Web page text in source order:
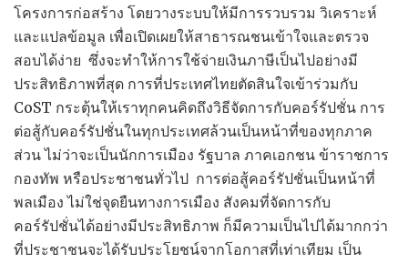
โครงการก่อสร้าง โดยวางระบบให้มีการรวบรวม วิเคราะห์
และแปลข้อมูล เพื่อเปิดเผยให้สาธารณชนเข้าใจและตรวจ
สอบได้ง่าย ซึ่งจะทำให้การใช้จ่ายเงินภาษีเป็นไปอย่างมี
ประสิทธิภาพที่สุด การที่ประเทศไทยตัดสินใจเข้าร่วมกับ
CoST กระตุ้นให้เราทุกคนคิดถึงวิธีจัดการกับคอร์รัปชั่น การ
ต่อสู้กับคอร์รัปชั่นในทุกประเทศล้วนเป็นหน้าที่ของทุกภาค
ส่วน ไม่ว่าจะเป็นนักการเมือง รัฐบาล ภาคเอกชน ข้าราชการ
กองทัพ หรือประชาชนทั่วไป การต่อสู้คอร์รัปชั่นเป็นหน้าที่
พลเมือง ไม่ใช่จุดยืนทางการเมือง สังคมที่จัดการกับ
คอร์รัปชั่นได้อย่างมีประสิทธิภาพ ก็มีความเป็นไปได้มากกว่า
ที่ประชาชนจะได้รับประโยชน์จากโอกาสที่เท่าเทียม เป็น